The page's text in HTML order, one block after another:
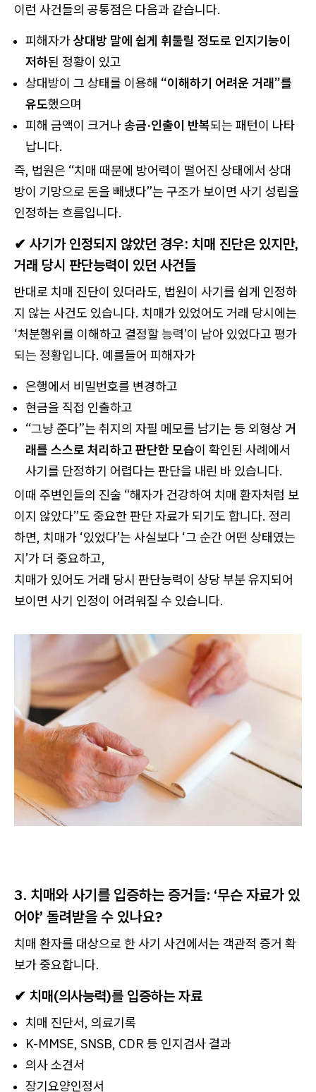
이런 사건들의 공통점은 다음과 같습니다.
피해자가상대방 말에 쉽게 휘둘릴 정도로 인지기능이
저하된 정황이 있고
상대방이 그 상태를 이용해 “이해하기 어려운 거래”를
유도했으며
피해 금액이 크거나송금·인출이 반복되는 패턴이 나타
납니다.
즉, 법원은 “치매 때문에 방어력이 떨어진 상태에서 상대
방이 기망으로 돈을 빼냈다”는 구조가 보이면 사기 성립을
인정하는 흐름입니다.
✔ 사기가 인정되지 않았던 경우: 치매 진단은 있지만,
거래 당시 판단능력이 있던 사건들
반대로 치매 진단이 있더라도, 법원이 사기를 쉽게 인정하
지 않는 사건도 있습니다. 치매가 있었어도 거래 당시에는
‘처분행위를 이해하고 결정할 능력’이 남아 있었다고 평가
되는 정황입니다. 예를들어 피해자가
은행에서 비밀번호를 변경하고
현금을 직접 인출하고
“그냥 준다”는 취지의 자필 메모를 남기는 등 외형상 거
래를 스스로 처리하고 판단한 모습이 확인된 사례에서
사기를 단정하기 어렵다는 판단을 내린 바 있습니다.
이때 주변인들의 진술 “해자가 건강하여 치매 환자처럼 보
이지 않았다”도 중요한 판단 자료가 되기도 합니다. 정리
하면, 치매가 ‘있었다’는 사실보다 ‘그 순간 어떤 상태였는
지’가 더 중요하고,
치매가 있어도 거래 당시 판단능력이 상당 부분 유지되어
보이면 사기 인정이 어려워질 수 있습니다.
3. 치매와 사기를 입증하는 증거들: ‘무슨 자료가 있
어야’ 돌려받을 수 있나요?
치매 환자를 대상으로 한 사기 사건에서는 객관적 증거 확
보가 중요합니다.
✔ 치매(의사능력)를 입증하는 자료
치매 진단서, 의료기록
K-MMSE, SNSB, CDR 등 인지검사 결과
의사 소견서
장기요양인정서